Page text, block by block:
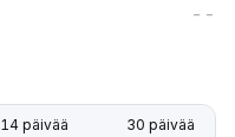
--
14 päivää 30 päivää